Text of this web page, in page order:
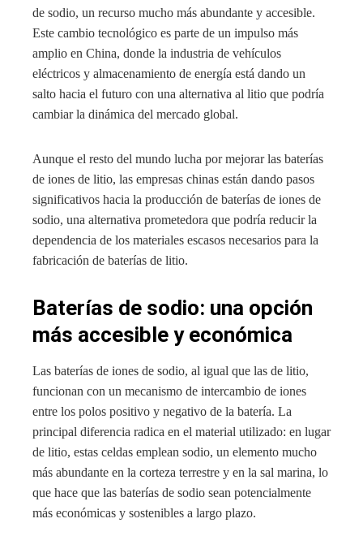
de sodio, un recurso mucho más abundante y accesible.
Este cambio tecnológico es parte de un impulso más
amplio en China, donde la industria de vehículos
eléctricos y almacenamiento de energía está dando un
salto hacia el futuro con una alternativa al litio que podría
cambiar la dinámica del mercado global.
Aunque el resto del mundo lucha por mejorar las baterías
de iones de litio, las empresas chinas están dando pasos
significativos hacia la producción de baterías de iones de
sodio, una alternativa prometedora que podría reducir la
dependencia de los materiales escasos necesarios para la
fabricación de baterías de litio.
Baterías de sodio: una opción
más accesible y económica
Las baterías de iones de sodio, al igual que las de litio,
funcionan con un mecanismo de intercambio de iones
entre los polos positivo y negativo de la batería. La
principal diferencia radica en el material utilizado: en lugar
de litio, estas celdas emplean sodio, un elemento mucho
más abundante en la corteza terrestre y en la sal marina, lo
que hace que las baterías de sodio sean potencialmente
más económicas y sostenibles a largo plazo.